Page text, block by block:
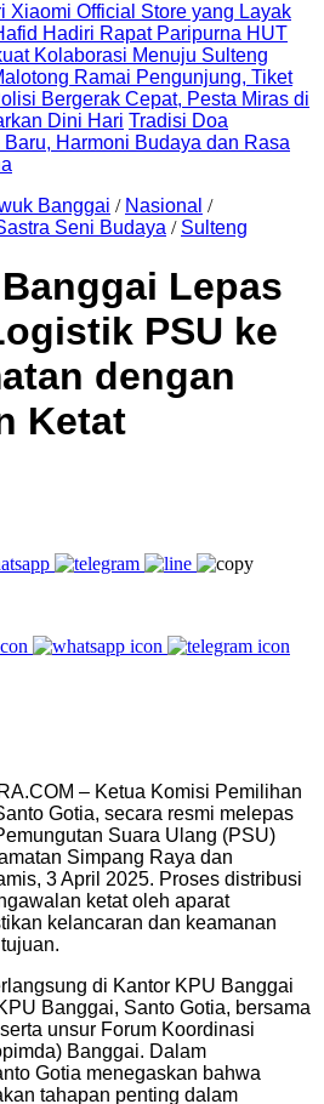
Xiaomi Official Store yang Layak
Hadiri Rapat Paripurna HUT
Kolaborasi Menuju Sulteng
Ramai Pengunjung, Tiket
Bergerak Cepat, Pesta Miras di
Dini Hari Tradisi Doa
Harmoni Budaya dan Rasa
Banggai / Nasional /
Seni Budaya / Sulteng
Lepas
PSU ke
dengan
Ketat
– Ketua Komisi Pemilihan
Gotia, secara resmi melepas
Suara Ulang (PSU)
Simpang Raya dan
3 April 2025. Proses distribusi
ketat oleh aparat
kelancaran dan keamanan
di Kantor KPU Banggai
Banggai, Santo Gotia, bersama
unsur Forum Koordinasi
Banggai. Dalam
Gotia menegaskan bahwa
tahapan penting dalam